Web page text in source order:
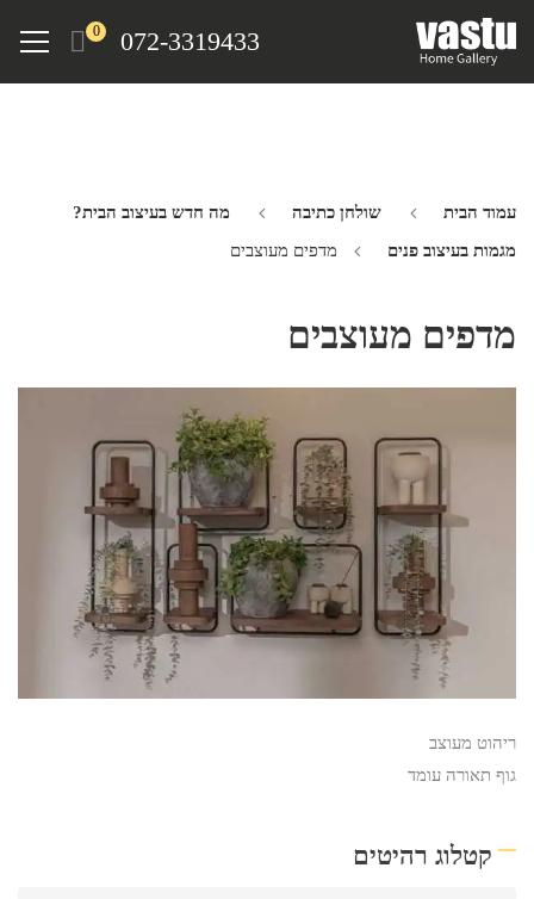
072-3319433
0
Menu
עמוד הבית שולחן כתיבה
מה חדש בעיצוב הבית?
מגמות בעיצוב פנים
מדפים מעוצבים
מדפים מעוצבים
ריהוט מעוצב
גוף תאורה עומד
קטלוג רהיטים